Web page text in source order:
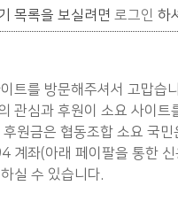
목록을 보실려면 로그인 하
트를 방문해주셔서 고맙습
관심과 후원이 소요 사이트
후원금은 협동조합 소요 국
계좌(아래 페이팔을 통한 신
실 수 있습니다.